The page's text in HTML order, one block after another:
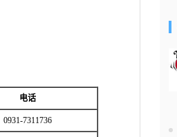
电话
0931-7311736